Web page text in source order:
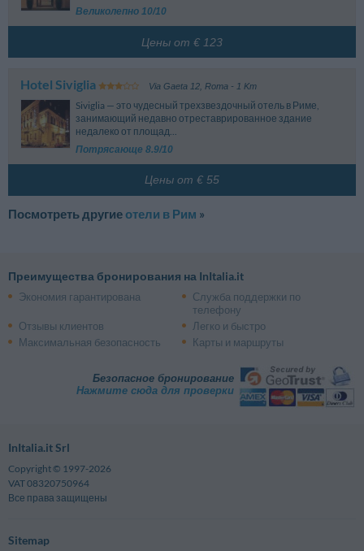
Великолепно 10/10
Цены от € 123
Hotel Siviglia Via Gaeta 12, Roma- 1 Km
Siviglia — это чудесный трехзвездочный отель в Риме,
занимающий недавно отреставрированное здание
недалеко от площад...
Потрясающе 8.9/10
Цены от € 55
Посмотреть другие отели в Рим »
Преимущества бронирования на InItalia.it
Экономия гарантирована
Служба поддержки по
телефону
Отзывы клиентов
Легко и быстро
Максимальная безопасность
Карты и маршруты
Безопасное бронирование
Нажмите сюда для проверки
InItalia.it Srl
Copyright © 1997-2026
VAT 08320750964
Все права защищены
Sitemap